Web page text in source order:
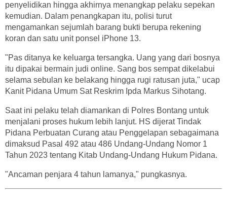
penyelidikan hingga akhirnya menangkap pelaku sepekan
kemudian. Dalam penangkapan itu, polisi turut
mengamankan sejumlah barang bukti berupa rekening
koran dan satu unit ponsel iPhone 13.
"Pas ditanya ke keluarga tersangka. Uang yang dari bosnya
itu dipakai bermain judi online. Sang bos sempat dikelabui
selama sebulan ke belakang hingga rugi ratusan juta," ucap
Kanit Pidana Umum Sat Reskrim Ipda Markus Sihotang.
Saat ini pelaku telah diamankan di Polres Bontang untuk
menjalani proses hukum lebih lanjut. HS dijerat Tindak
Pidana Perbuatan Curang atau Penggelapan sebagaimana
dimaksud Pasal 492 atau 486 Undang-Undang Nomor 1
Tahun 2023 tentang Kitab Undang-Undang Hukum Pidana.
"Ancaman penjara 4 tahun lamanya," pungkasnya.